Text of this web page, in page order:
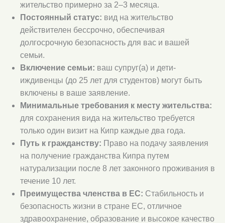
жительство примерно за 2–3 месяца.
Постоянный статус: вид на жительство
действителен бессрочно, обеспечивая
долгосрочную безопасность для вас и вашей
семьи.
Включение семьи: ваш супруг(а) и дети-
иждивенцы (до 25 лет для студентов) могут быть
включены в ваше заявление.
Минимальные требования к месту жительства:
для сохранения вида на жительство требуется
только один визит на Кипр каждые два года.
Путь к гражданству: Право на подачу заявления
на получение гражданства Кипра путем
натурализации после 8 лет законного проживания в
течение 10 лет.
Преимущества членства в ЕС: Стабильность и
безопасность жизни в стране ЕС, отличное
здравоохранение, образование и высокое качество